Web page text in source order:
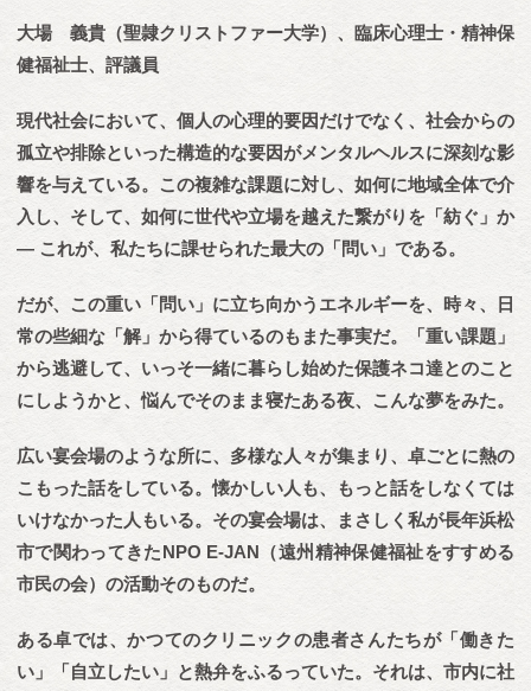
大場 義貴（聖隷クリストファー大学）、臨床心理士・精神保
健福祉士、評議員
現代社会において、個人の心理的要因だけでなく、社会からの
孤立や排除といった構造的な要因がメンタルヘルスに深刻な影
響を与えている。この複雑な課題に対し、如何に地域全体で介
入し、そして、如何に世代や立場を越えた繋がりを「紡ぐ」か
— これが、私たちに課せられた最大の「問い」である。
だが、この重い「問い」に立ち向かうエネルギーを、時々、日
常の些細な「解」から得ているのもまた事実だ。「重い課題」
から逃避して、いっそ一緒に暮らし始めた保護ネコ達とのこと
にしようかと、悩んでそのまま寝たある夜、こんな夢をみた。
広い宴会場のような所に、多様な人々が集まり、卓ごとに熱の
こもった話をしている。懐かしい人も、もっと話をしなくては
いけなかった人もいる。その宴会場は、まさしく私が長年浜松
市で関わってきたNPO E-JAN（遠州精神保健福祉をすすめる
市民の会）の活動そのものだ。
ある卓では、かつてのクリニックの患者さんたちが「働きた
い」「自立したい」と熱弁をふるっていた。それは、市内に社